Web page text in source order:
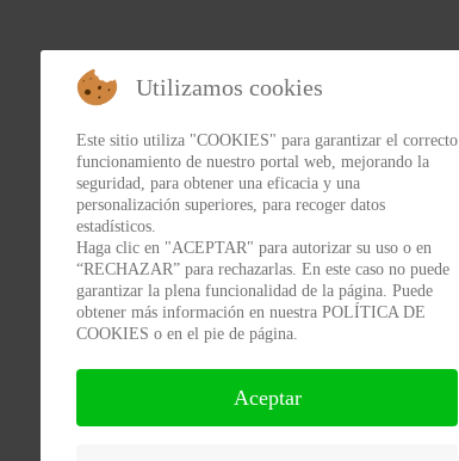
Utilizamos cookies
Este sitio utiliza "COOKIES" para garantizar el correcto
funcionamiento de nuestro portal web, mejorando la
seguridad, para obtener una eficacia y una
personalización superiores, para recoger datos
estadísticos.
Haga clic en "ACEPTAR" para autorizar su uso o en
“RECHAZAR” para rechazarlas. En este caso no puede
garantizar la plena funcionalidad de la página. Puede
obtener más información en nuestra POLÍTICA DE
COOKIES o en el pie de página.
Aceptar